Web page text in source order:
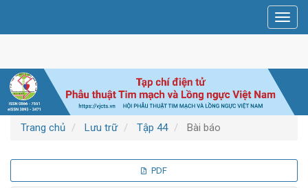
chính
chính
Thanh
bên
Trang chủ Lưu trữ Tập 44 Bài báo
PDF